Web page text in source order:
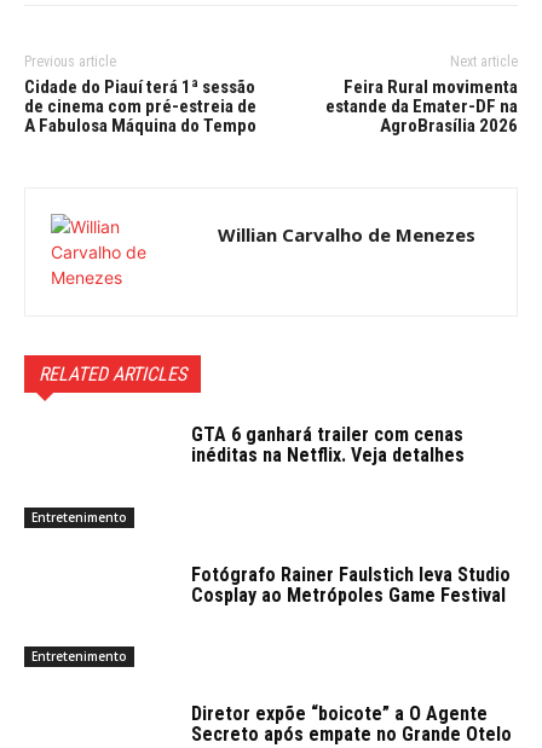
Previous article
Cidade do Piauí terá 1ª sessão
de cinema com pré-estreia de
A Fabulosa Máquina do Tempo
Next article
Feira Rural movimenta
estande da Emater-DF na
AgroBrasília 2026
Willian Carvalho de Menezes
RELATED ARTICLES
Entretenimento
GTA 6 ganhará trailer com cenas
inéditas na Netflix. Veja detalhes
Entretenimento
Fotógrafo Rainer Faulstich leva Studio
Cosplay ao Metrópoles Game Festival
Diretor expõe “boicote” a O Agente
Secreto após empate no Grande Otelo